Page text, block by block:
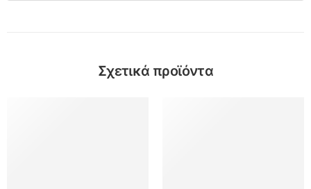
Σχετικά προϊόντα